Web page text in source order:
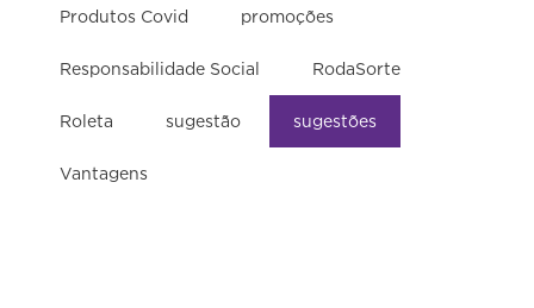
Produtos Covid promoções
Responsabilidade Social RodaSorte
Roleta sugestão sugestões
Vantagens